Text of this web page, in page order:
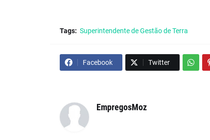
Tags: Superintendente de Gestão de Terra
Facebook Twitter
EmpregosMoz